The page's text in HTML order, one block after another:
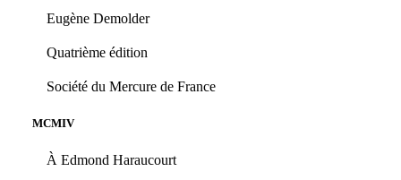
Eugène Demolder
Quatrième édition
Société du Mercure de France
MCMIV
À Edmond Haraucourt